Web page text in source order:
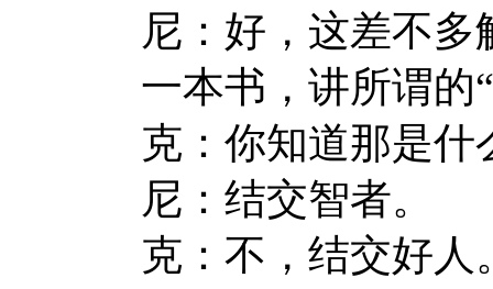
尼：好，这差不
一本书，讲所谓的
克：你知道那是什
尼：结交智者。
克：不，结交好人